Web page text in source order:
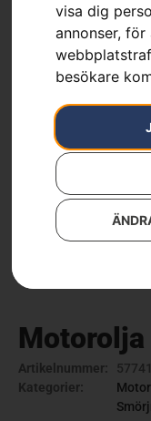
visa dig
annonser,
besökare
Motorolja
Artikelnummer:
Kategorier: